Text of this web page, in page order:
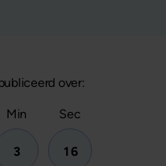
over:
Min
3
Sec
1 3